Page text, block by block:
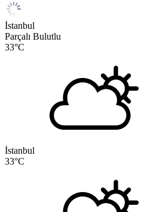
İstanbul
Parçalı Bulutlu
33°C
İstanbul
33°C